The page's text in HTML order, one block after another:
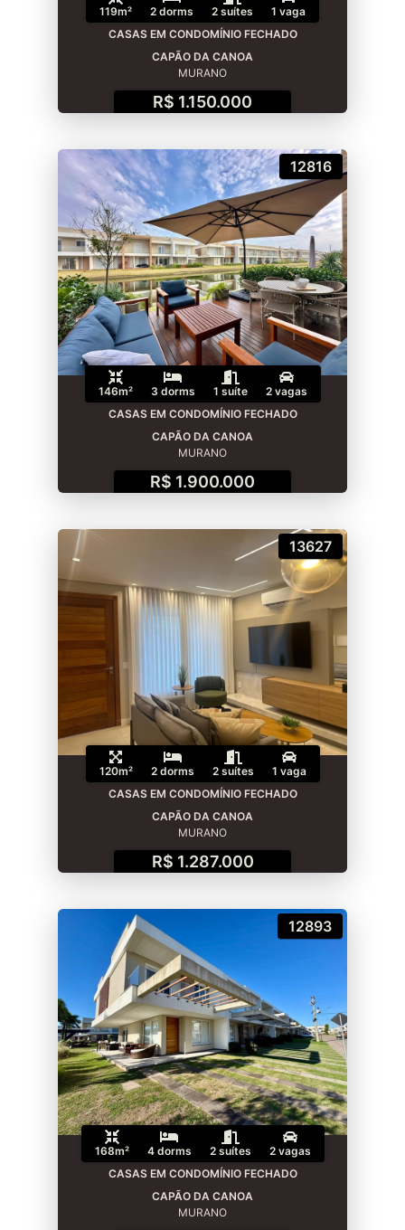
119m² 2 dorms 2 suítes
1 vaga
CASAS EM CONDOMÍNIO FECHADO
CAPÃO DA CANOA
MURANO
R$ 1.150.000
12816
146m² 3 dorms 1 suíte
2 vagas
CASAS EM CONDOMÍNIO FECHADO
CAPÃO DA CANOA
MURANO
R$ 1.900.000
13627
120m² 2 dorms 2 suítes
1 vaga
CASAS EM CONDOMÍNIO FECHADO
CAPÃO DA CANOA
MURANO
R$ 1.287.000
12893
168m² 4 dorms 2 suítes
2 vagas
CASAS EM CONDOMÍNIO FECHADO
CAPÃO DA CANOA
MURANO